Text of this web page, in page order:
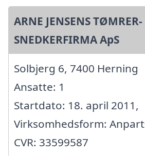
ARNE JENSENS TØMRER-
SNEDKERFIRMA ApS
Solbjerg 6, 7400 Herning
Ansatte: 1
Startdato: 18. april 2011,
Virksomhedsform:
CVR: 33599587